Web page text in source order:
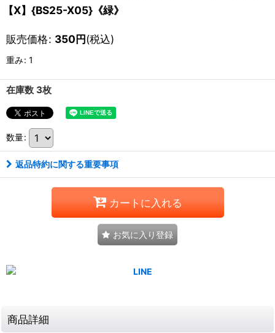
【X】{BS25-X05}《緑》
販売価格: 350円(税込)
重み: 1
在庫数 3枚
数量:
返品特約に関する重要事項
カートに入れる
お気に入り登録
商品詳細